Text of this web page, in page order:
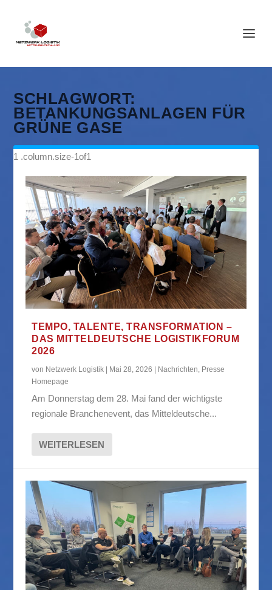
SCHLAGWORT:
BETANKUNGSANLAGEN FÜR
GRÜNE GASE
TEMPO, TALENTE, TRANSFORMATION –
DAS MITTELDEUTSCHE LOGISTIKFORUM
2026
von Netzwerk Logistik | Mai 28, 2026 | Nachrichten Presse
Homepage
Am Donnerstag dem 28. Mai fand der wichtigste
regionale Branchenevent, das Mitteldeutsche...
WEITERLESEN